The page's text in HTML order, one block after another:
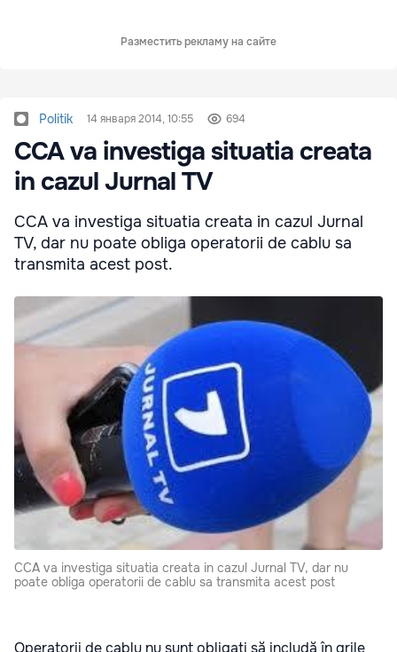
Разместить рекламу на сайте
Politik 14 января 2014, 10:55 694
CCA va investiga situatia creata
in cazul Jurnal TV
CCA va investiga situatia creata in cazul Jurnal
TV, dar nu poate obliga operatorii de cablu sa
transmita acest post.
CCA va investiga situatia creata in cazul Jurnal TV, dar nu
poate obliga operatorii de cablu sa transmita acest post
Operatorii de cablu nu sunt obligaţi să includă în grile